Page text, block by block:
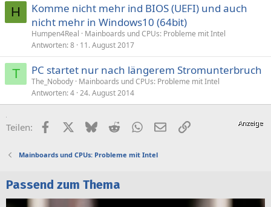
H
Komme nicht mehr ind BIOS (UEFI) und auch
nicht mehr in Windows10 (64bit)
Humpen4Real
Mainboards und CPUs: Probleme mit Intel
Antworten 8 11. August 2017
T PC startet nur nach längerem Stromunterbruch
The_Nobody Mainboards und CPUs: Probleme mit Intel
Antworten 4 24. August 2014
Teilen: FacebookX (Twitter)
BlueskyRedditWhatsApp
E-MailLink
Mainboards und CPUs: Probleme mit Intel
Passend zum Thema